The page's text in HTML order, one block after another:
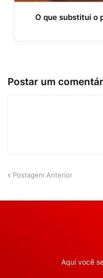
O que substitui o
Postar um
Postagem Anterior
Aqui você